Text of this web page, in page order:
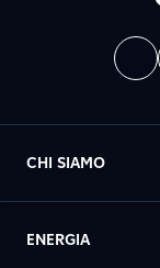
CHI SIAMO
ENERGIA